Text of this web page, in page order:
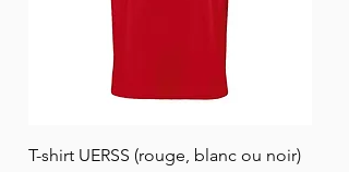
T-shirt UERSS (rouge, blanc ou noir)